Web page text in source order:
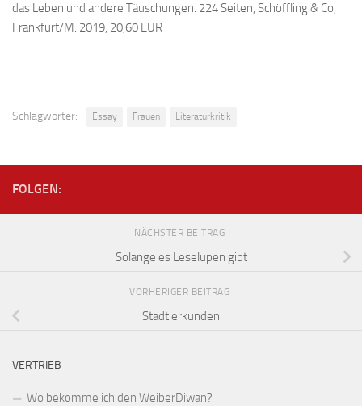
das Leben und andere Täuschungen. 224 Seiten, Schöffling & Co,
Frankfurt/M. 2019, 20,60 EUR
Schlagwörter: Essay Frauen Literaturkritik
FOLGEN:
NÄCHSTER BEITRAG
Solange es Leselupen gibt
VORHERIGER BEITRAG
Stadt erkunden
VERTRIEB
Wo bekomme ich den WeiberDiwan?